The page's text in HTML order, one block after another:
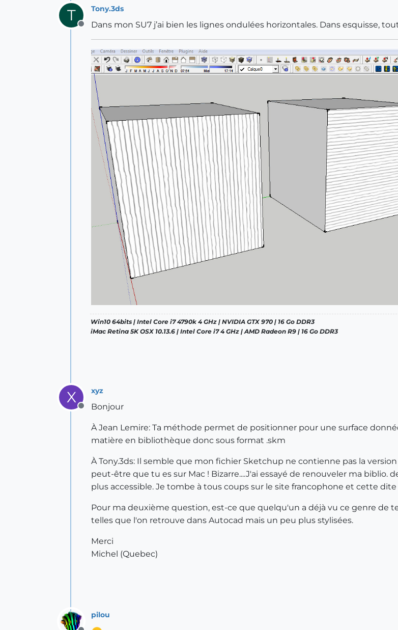
T
Offline
Tony.3ds
Dans mon SU7 j’ai bien les lignes ondulées horizontales. Dans esquisse,
Win10 64bits | Intel Core i7 4790k 4 GHz | NVIDIA GTX 970 | 16 Go DDR3
iMac Retina 5K OSX 10.13.6 | Intel Core i7 4 GHz | AMD Radeon R9 | 16 Go DDR3
X
Offline
xyz
Bonjour
À Jean Lemire: Ta méthode permet de positionner pour une surface
matière en bibliothèque donc sous format .skm
À Tony.3ds: Il semble que mon fichier Sketchup ne contienne pas la
peut-être que tu es sur Mac ! Bizarre....J'ai essayé de renouveler ma
plus accessible. Je tombe à tous coups sur le site francophone et cette dite
Pour ma deuxième question, est-ce que quelqu'un a déjà vu ce genre de
telles que l'on retrouve dans Autocad mais un peu plus stylisées.
Merci
Michel (Quebec)
pilou